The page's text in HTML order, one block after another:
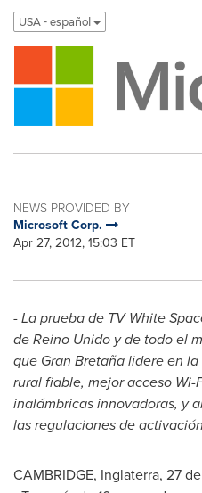
USA - español
NEWS PROVIDED BY
Microsoft Corp.
Apr 27, 2012, 15:03 ET
- La prueba de TV White
de Reino Unido y de todo el
que Gran Bretaña lidere en
rural fiable, mejor acceso
inalámbricas innovadoras, y
las regulaciones de
CAMBRIDGE, Inglaterra, 27